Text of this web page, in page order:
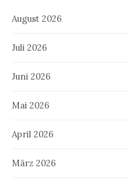
August 2026
Juli 2026
Juni 2026
Mai 2026
April 2026
März 2026